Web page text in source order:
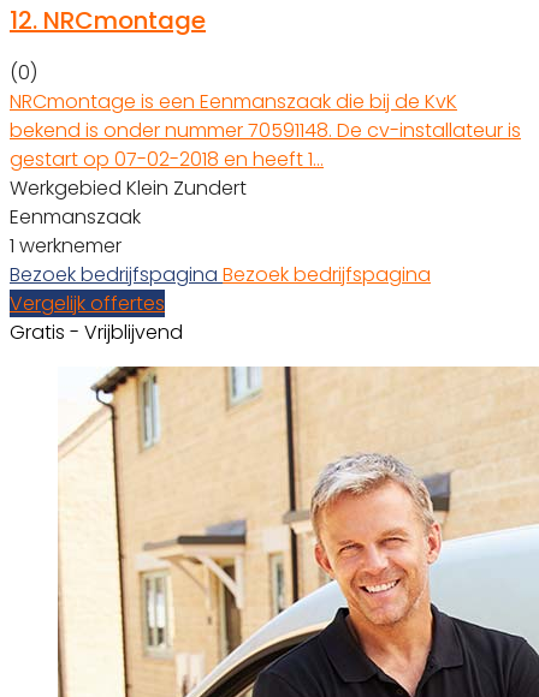
12. NRCmontage
(0)
NRCmontage is een Eenmanszaak die bij de KvK
bekend is onder nummer 70591148. De cv-installateur is
gestart op 07-02-2018 en heeft 1…
Werkgebied Klein Zundert
Eenmanszaak
1 werknemer
Bezoek bedrijfspagina Bezoek bedrijfspagina
Vergelijk offertes
Gratis - Vrijblijvend